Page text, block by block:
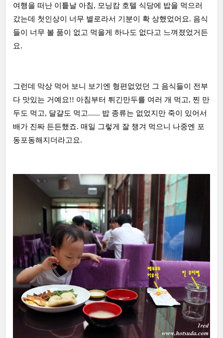
여행을 떠난 이틑날 아침, 모닝캄 호텔 식당에 밥을 먹으러
갔는데 첫인상이 너무 별로라서 기분이 확 상했었어요. 음식
들이 너무 볼 품이 없고 먹을게 하나도 없다고 느껴졌었거든
요.
그런데 막상 먹어 보니 보기엔 형편없었던 그 음식들이 전부
다 맛있는 거예요!! 아침부터 튀긴만두를 여러 개 먹고, 찐 만
두도 먹고, 달걀도 먹고...... 밥 종류는 없었지만 죽이 있어서
배가 진짜 든든했죠. 매일 그렇게 잘 챙겨 먹으니 나중엔 포
동포동해지더라고요.